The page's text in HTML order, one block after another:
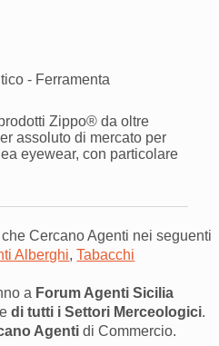
- Ferramenta
Zippo® da oltre
assoluto di mercato per
eyewear, con particolare
Cercano Agenti nei seguenti
Alberghi,Tabacchi
a Forum Agenti Sicilia
di tutti i Settori Merceologici.
Agenti di Commercio.